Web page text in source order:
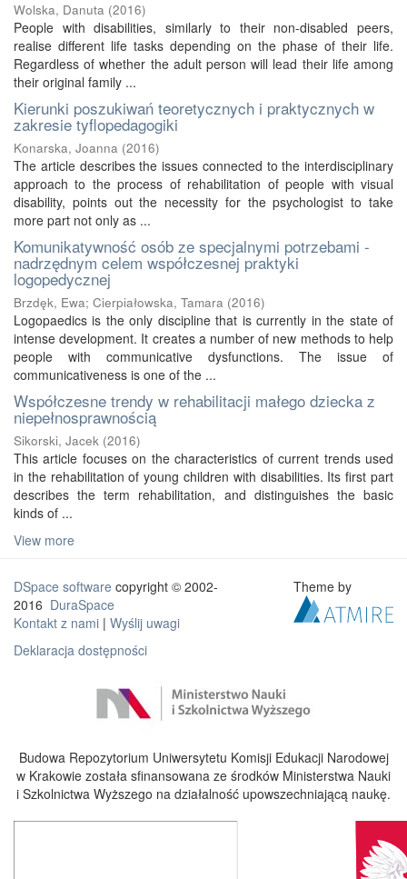
Wolska, Danuta (2016)
People with disabilities, similarly to their non-disabled peers,
realise different life tasks depending on the phase of their life.
Regardless of whether the adult person will lead their life among
their original family ...
Kierunki poszukiwań teoretycznych i praktycznych w
zakresie tyflopedagogiki
Konarska, Joanna (2016)
The article describes the issues connected to the interdisciplinary
approach to the process of rehabilitation of people with visual
disability, points out the necessity for the psychologist to take
more part not only as ...
Komunikatywność osób ze specjalnymi potrzebami -
nadrzędnym celem współczesnej praktyki
logopedycznej
Brzdęk, Ewa; Cierpiałowska, Tamara (2016)
Logopaedics is the only discipline that is currently in the state of
intense development. It creates a number of new methods to help
people with communicative dysfunctions. The issue of
communicativeness is one of the ...
Współczesne trendy w rehabilitacji małego dziecka z
niepełnosprawnością
Sikorski, Jacek (2016)
This article focuses on the characteristics of current trends used
in the rehabilitation of young children with disabilities. Its first part
describes the term rehabilitation, and distinguishes the basic
kinds of ...
View more
DSpace software copyright © 2002-
2016 DuraSpace
Kontakt z nami | Wyślij uwagi
Deklaracja dostępności
Theme by
Budowa Repozytorium Uniwersytetu Komisji Edukacji Narodowej
w Krakowie została sfinansowana ze środków Ministerstwa Nauki
i Szkolnictwa Wyższego na działalność upowszechniającą naukę.